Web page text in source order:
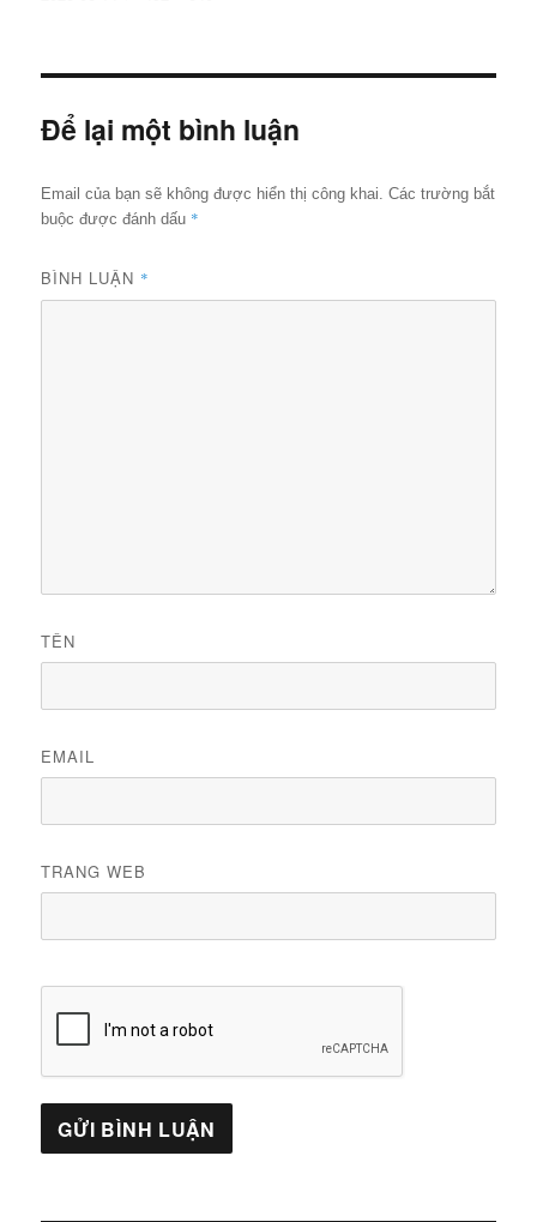
đủ
Để lại một bình luận
Email của bạn sẽ không được hiển thị công khai. Các trường bắt
buộc được đánh dấu *
BÌNH LUẬN *
TÊN
EMAIL
TRANG WEB